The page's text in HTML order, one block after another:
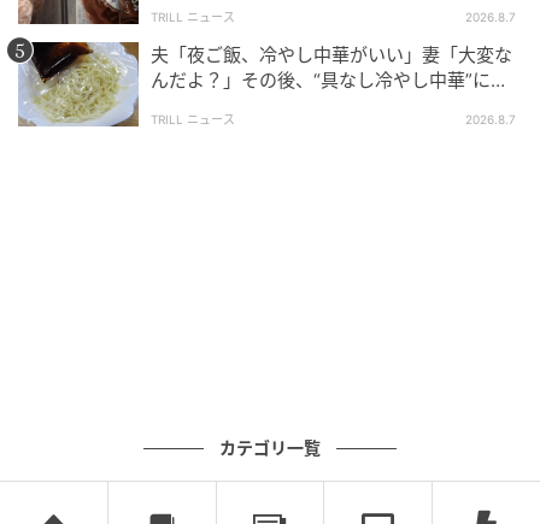
投稿者さんと親友は、十数年来の付き合いがある気心
の知れた関係でした。
ところがある日、親友は投稿者さんとの旅行を当日に
セージで『ごめん、行けなくなった』という旨の連絡
があって。真相を知らないその時は『まぁ、しょうが
ないかぁ』と当時は親友の仲だったので深くは詮索せ
TRILL ニュース 2026.8.7
夫「夜ご飯、冷やし中華がいい」妻「大変な
んだよ？」その後、“具なし冷やし中華”にな
TRILL ニュース 2026.8.7
カテゴリ一覧